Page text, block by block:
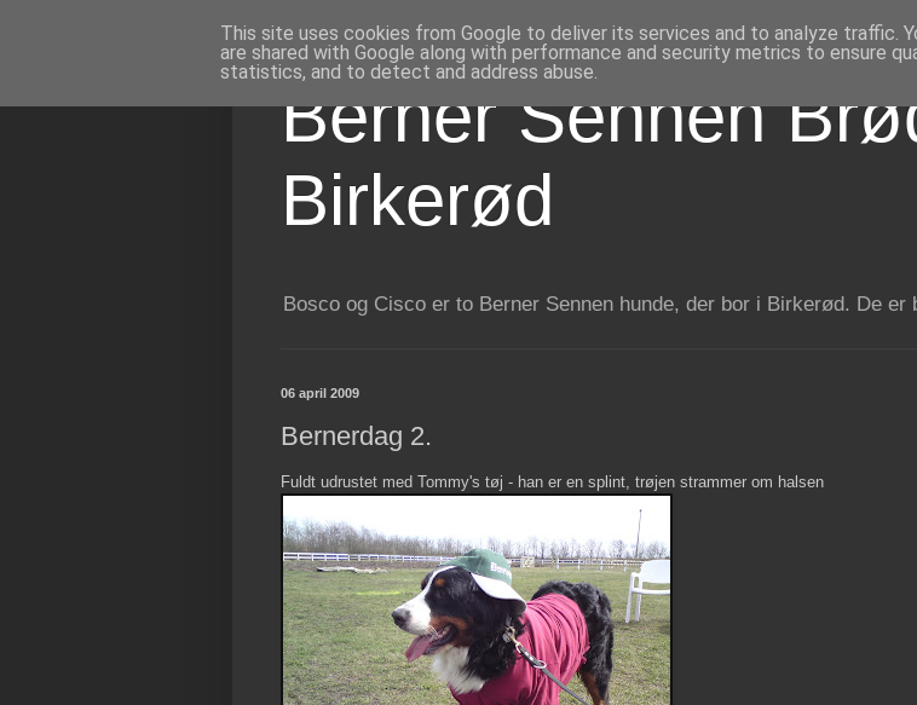
Berner Sennen
Birkerød
Bosco og Cisco er to Berner Sennen hunde, der bor i Birkerød. De er
06 april 2009
Bernerdag 2.
Fuldt udrustet med Tommy's tøj - han er en splint, trøjen strammer om halsen
This site uses cookies from Google to deliver its services and to analyze traffic.
are shared with Google along with performance and security metrics to ensure
statistics, and to detect and address abuse.